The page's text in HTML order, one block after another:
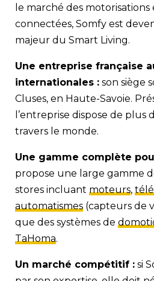
le marché des
connectées, Somfy est
majeur du Smart Living.
Une entreprise française
internationales : son siège
Cluses, en Haute-Savoie.
l’entreprise dispose de plus
travers le monde.
Une gamme complète
propose une large gamme
stores incluant moteurs,
automatismes (capteurs de
que des systèmes de
TaHoma.
Un marché compétitif : si